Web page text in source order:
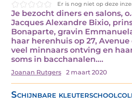
Er is nog niet op deze
Je bezocht diners en salons,
Jacques Alexandre Bixio,
Bonaparte, gravin
haar herenhuis op 27,
veel minnaars ontving en
soms in bacchanalen.…
Joanan Rutgers 2 maart 2020
Schijnbare